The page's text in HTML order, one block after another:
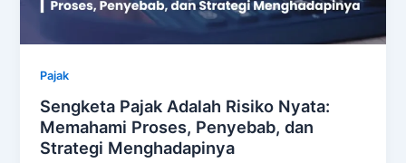
Pajak
Sengketa Pajak Adalah Risiko Nyata:
Memahami Proses, Penyebab, dan
Strategi Menghadapinya